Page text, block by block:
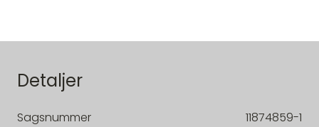
Detaljer
Sagsnummer 11874859-1